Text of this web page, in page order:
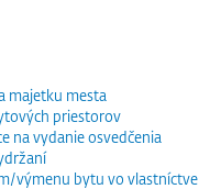
majetku mesta
priestorov
na vydanie osvedčenia
výmenu bytu vo vlastníctve